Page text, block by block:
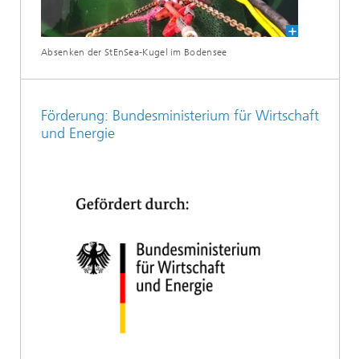
Absenken der StEnSea-Kugel im Bodensee
Förderung: Bundesministerium für Wirtschaft
und Energie